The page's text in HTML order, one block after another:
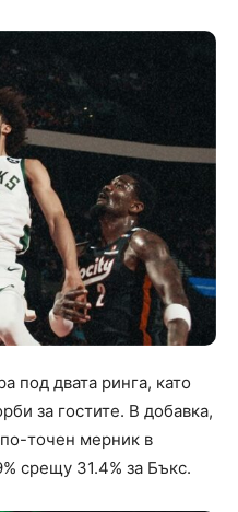
под двата ринга, като
за гостите. В добавка,
точен мерник в
срещу 31.4% за Бъкс.